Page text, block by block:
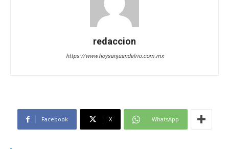
redaccion
https://www.hoysanjuandelrio.com.mx
Facebook X WhatsApp